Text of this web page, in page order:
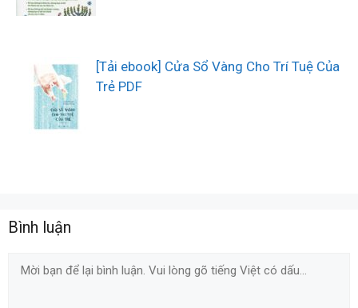
[Tải ebook] Cửa Sổ Vàng Cho Trí Tuệ Của
Trẻ PDF
Bình luận
Comment